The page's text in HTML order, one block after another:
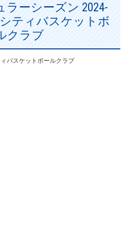
ラーシーズン 2024-
ティバスケットボ
クラブ
バスケットボールクラブ